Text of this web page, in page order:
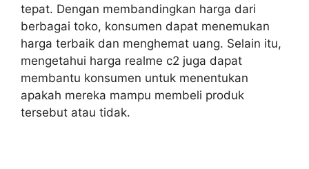
tepat. Dengan membandingkan harga dari
berbagai toko, konsumen dapat menemukan
harga terbaik dan menghemat uang. Selain itu,
mengetahui harga realme c2 juga dapat
membantu konsumen untuk menentukan
apakah mereka mampu membeli produk
tersebut atau tidak.